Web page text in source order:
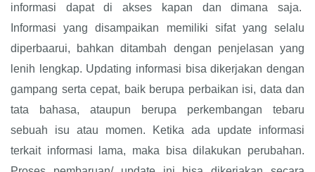
informasi dapat di akses kapan dan dimana saja.
Informasi yang disampaikan memiliki sifat yang selalu
diperbaarui, bahkan ditambah dengan penjelasan yang
lenih lengkap. Updating informasi bisa dikerjakan dengan
gampang serta cepat, baik berupa perbaikan isi, data dan
tata bahasa, ataupun berupa perkembangan tebaru
sebuah isu atau momen. Ketika ada update informasi
terkait informasi lama, maka bisa dilakukan perubahan.